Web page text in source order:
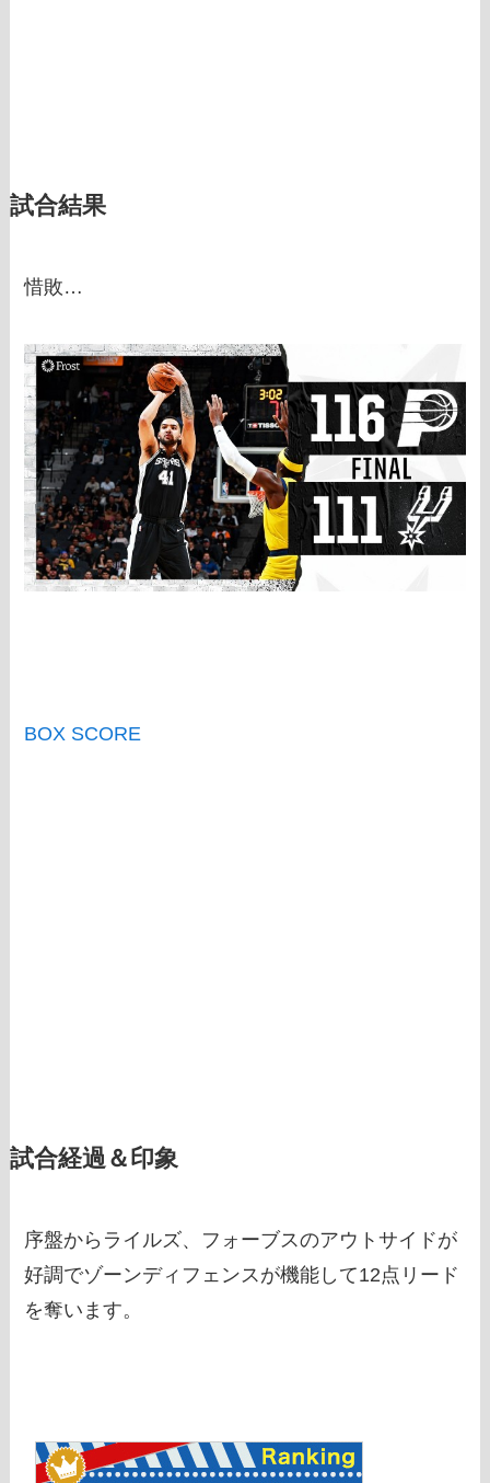
試合結果
惜敗…
BOX SCORE
試合経過＆印象
序盤からライルズ、フォーブスのアウトサイドが
好調でゾーンディフェンスが機能して12点リード
を奪います。